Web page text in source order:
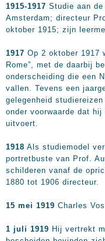
1915-1917 Studie aan
Amsterdam; directeur
oktober 1915; zijn
1917 Op 2 oktober 1917
Rome”, met de daarbij
onderscheiding die een
vallen. Tevens een
gelegenheid
onder voorwaarde dat
uitvoert.
1918 Als studiemodel
portretbuste van Prof.
schilderen vanaf de
1880 tot 1906 directeur.
15 mei 1919 Charles
1 juli 1919 Hij vertrekt